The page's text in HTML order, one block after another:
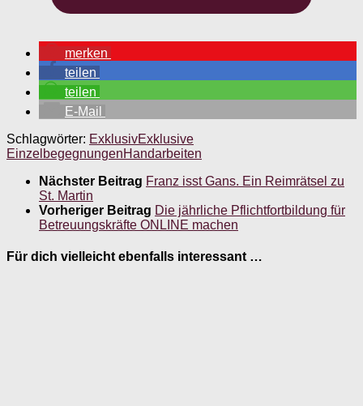
merken
teilen
teilen
E-Mail
Schlagwörter: ExklusivExklusive
EinzelbegegnungenHandarbeiten
Nächster Beitrag Franz isst Gans. Ein Reimrätsel zu
St. Martin
Vorheriger Beitrag Die jährliche Pflichtfortbildung für
Betreuungskräfte ONLINE machen
Für dich vielleicht ebenfalls interessant …